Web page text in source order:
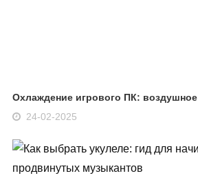
Охлаждение игрового ПК:
24-02-2025